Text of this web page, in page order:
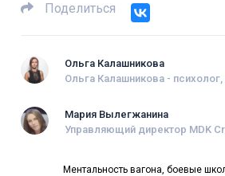
Поделиться
Ольга Калашникова
Ольга Калашникова -
Мария Вылегжанина
Управляющий директор MDK
Ментальность вагона, боевые